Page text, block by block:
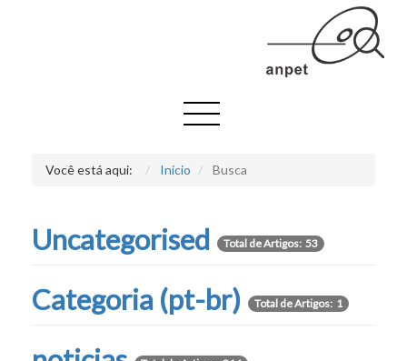
Você está aqui: Início Busca
Uncategorised Total de Artigos: 53
Categoria (pt-br) Total de Artigos: 1